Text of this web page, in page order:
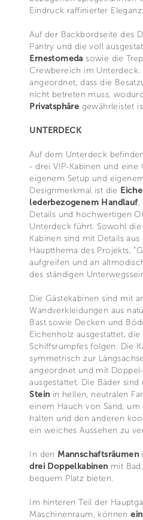
Eindruck raffinierter Eleganz.
Auf der Backbordseite des
Pantry und die voll
Ernestomeda sowie die
Crewbereich im Unterdeck.
angeordnet, dass die
nicht betreten muss,
Privatsphäre gewährleistet
UNTERDECK
Auf dem Unterdeck
- drei VIP-Kabinen und eine
eigenem Setup und
Designmerkmal ist die
lederbezogenem Handlauf,
Details und hochwertigen
Unterdeck führt. Sowohl die
Kabinen sind mit Details
Hauptthema des Projekts,
aufgreifen und an
des ständigen
Die Gästekabinen sind mit
Wandverkleidungen aus
Bast sowie Decken und
Eichenholz ausgestattet,
Schiffsrumpfes folgen. Die
symmetrisch zur
angeordnet und mit
ausgestattet. Die Bäder sind
Stein in hellen, neutralen
einem Hauch von Sand, um
halten und den anderen
ein weiches Aussehen zu
In den Mannschaftsräumen
drei Doppelkabinen mit
bequem Platz bieten.
Im hinteren Teil der
Maschinenraum, können